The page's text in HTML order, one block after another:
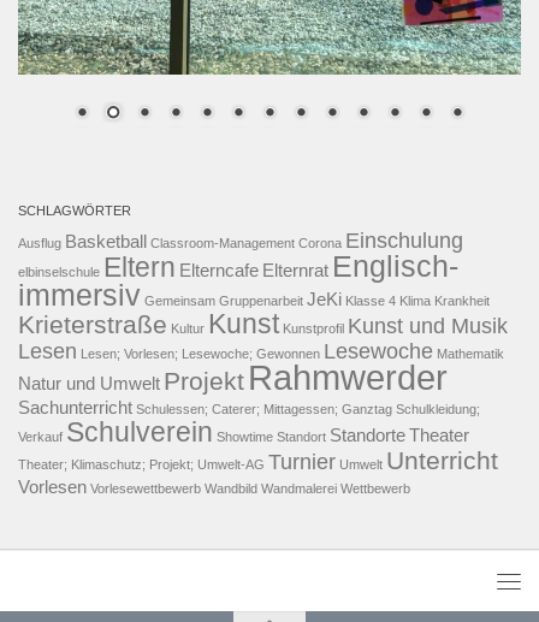
SCHLAGWÖRTER
Ausflug Basketball Classroom-Management Corona Einschulung
elbinselschule Eltern Elterncafe Elternrat Englisch-
immersiv Gemeinsam Gruppenarbeit JeKi Klasse 4 Klima Krankheit
Krieterstraße Kultur Kunst Kunstprofil Kunst und Musik
Lesen Lesen; Vorlesen; Lesewoche; Gewonnen Lesewoche Mathematik
Natur und Umwelt Projekt Rahmwerder
Sachunterricht Schulessen; Caterer; Mittagessen; Ganztag Schulkleidung;
Verkauf Schulverein Showtime Standort StandorteTheater
Theater; Klimaschutz; Projekt; Umwelt-AG Turnier Umwelt Unterricht
Vorlesen Vorlesewettbewerb Wandbild Wandmalerei Wettbewerb